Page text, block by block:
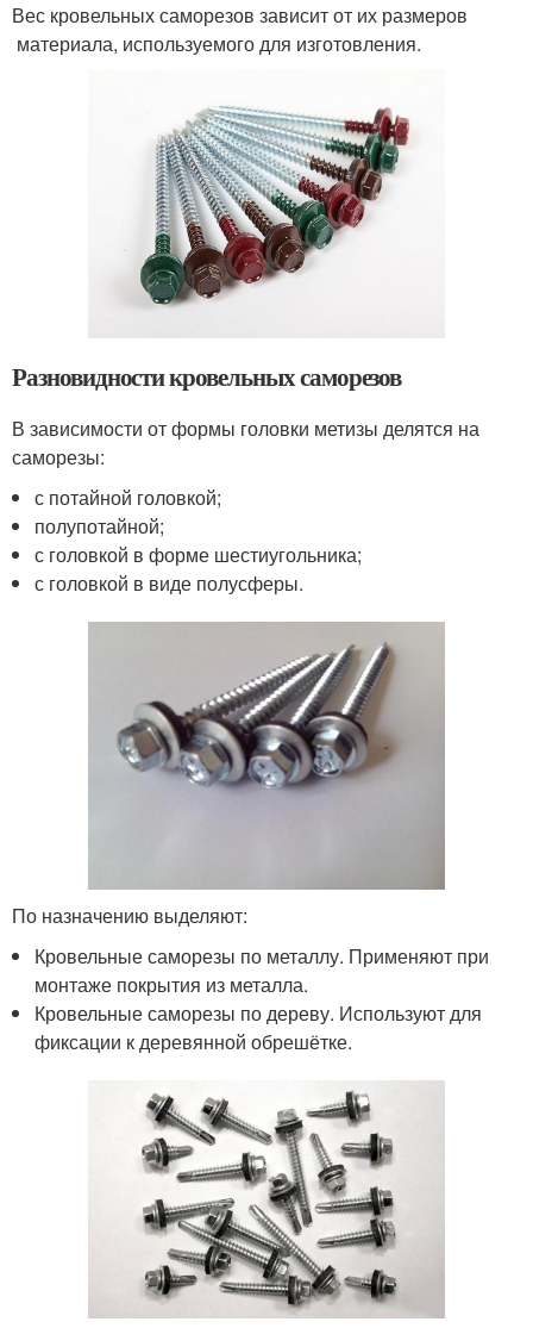
Вес кровельных саморезов зависит от их размеров
материала, используемого для изготовления.
Разновидности кровельных саморезов
В зависимости от формы головки метизы делятся на
саморезы:
с потайной головкой;
полупотайной;
с головкой в форме шестиугольника;
с головкой в виде полусферы.
По назначению выделяют:
Кровельные саморезы по металлу. Применяют при
монтаже покрытия из металла.
Кровельные саморезы по дереву. Используют для
фиксации к деревянной обрешётке.